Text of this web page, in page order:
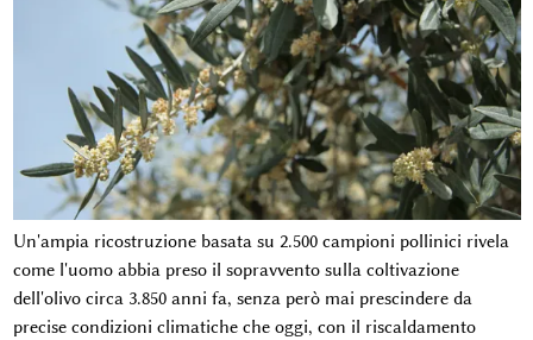
Un'ampia ricostruzione basata su 2.500 campioni pollinici rivela
come l'uomo abbia preso il sopravvento sulla coltivazione
dell'olivo circa 3.850 anni fa, senza però mai prescindere da
precise condizioni climatiche che oggi, con il riscaldamento